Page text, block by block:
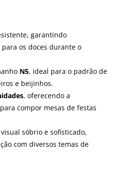
garantindo
os doces durante o
N5, ideal para o padrão de
e beijinhos.
, oferecendo a
compor mesas de festas
sóbrio e sofisticado,
com diversos temas de